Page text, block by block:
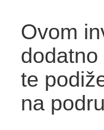
Ovom
te
na